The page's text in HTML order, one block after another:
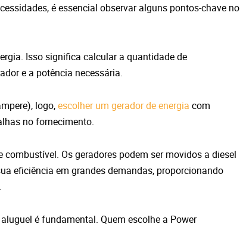
é essencial observar alguns pontos-chave no
Isso significa calcular a quantidade de
e a potência necessária.
logo,escolher um gerador de energia com
no fornecimento.
Os geradores podem ser movidos a diesel
eficiência em grandes demandas, proporcionando
é fundamental. Quem escolhe a Power